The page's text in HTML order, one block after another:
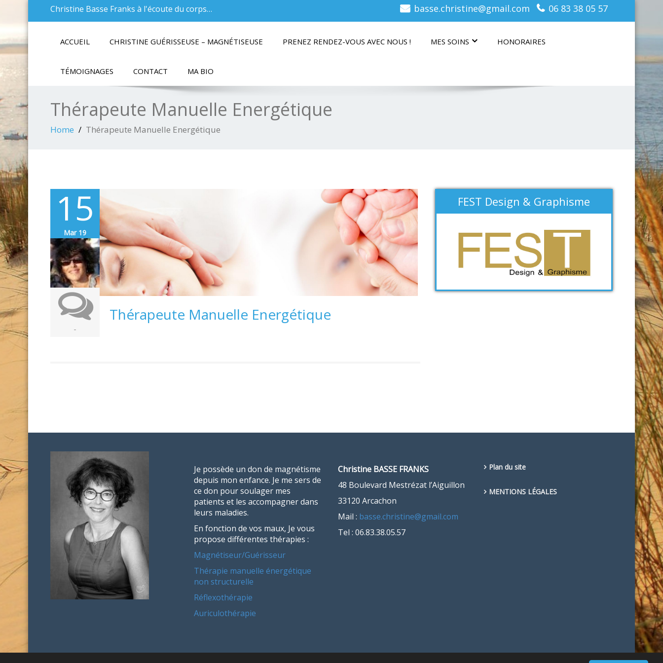
Christine Basse Franks à l'écoute du corps… basse.christine@gmail.com 06 83 38 05 57
ACCUEIL CHRISTINE GUÉRISSEUSE – MAGNÉTISEUSE PRENEZ RENDEZ-VOUS AVEC NOUS ! MES SOINS HONORAIRES
TÉMOIGNAGES CONTACT MA BIO
Thérapeute Manuelle Energétique
Home Thérapeute Manuelle Energétique
15
Mar 19
-
Thérapeute Manuelle Energétique
FEST Design & Graphisme
Je possède un don de magnétisme
depuis mon enfance. Je me sers de
ce don pour soulager mes
patients et les accompagner dans
leurs maladies.
En fonction de vos maux, Je vous
propose différentes thérapies :
Magnétiseur/Guérisseur
Thérapie manuelle énergétique
non structurelle
Réflexothérapie
Auriculothérapie
Christine BASSE FRANKS
48 Boulevard Mestrézat l’Aiguillon
33120 Arcachon
Mail : basse.christine@gmail.com
Tel : 06.83.38.05.57
Plan du site
MENTIONS LÉGALES